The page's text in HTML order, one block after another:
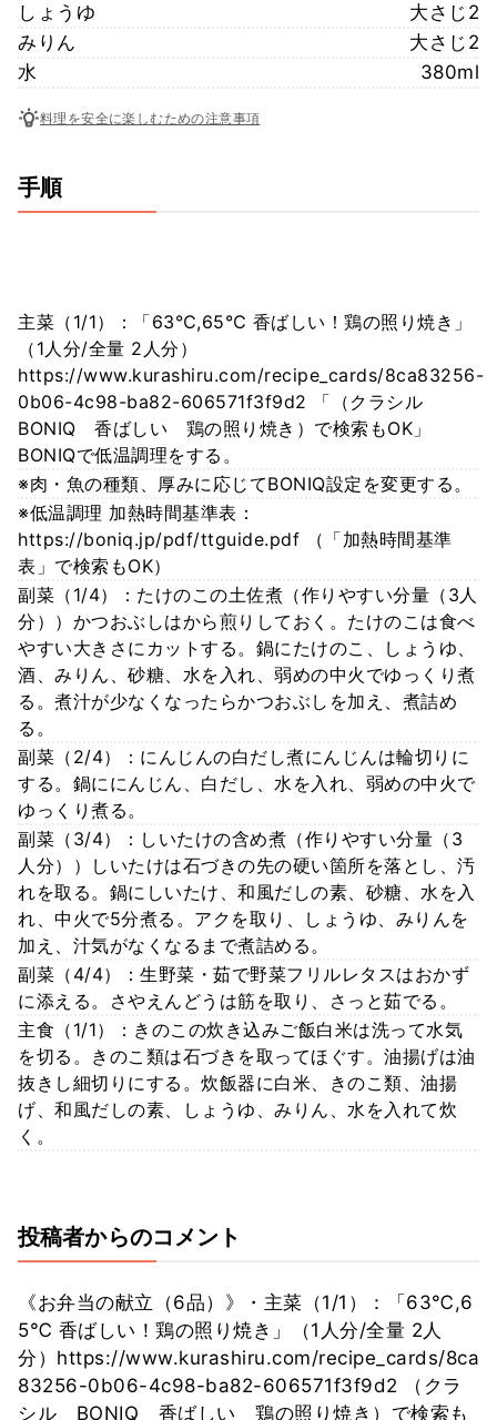
しょうゆ
大さじ2
みりん
大さじ2
水
380ml
料理を安全に楽しむための注意事項
手順
主菜（1/1）：「63℃,65℃ 香ばしい！鶏の照り焼き」
（1人分/全量 2人分）
https://www.kurashiru.com/recipe_cards/8ca83256-
0b06-4c98-ba82-606571f3f9d2 「（クラシル
BONIQ 香ばしい 鶏の照り焼き）で検索もOK」
BONIQで低温調理をする。
※肉・魚の種類、厚みに応じてBONIQ設定を変更する。
※低温調理 加熱時間基準表：
https://boniq.jp/pdf/ttguide.pdf （「加熱時間基準
表」で検索もOK）
副菜（1/4）：たけのこの土佐煮（作りやすい分量（3人
分））かつおぶしはから煎りしておく。たけのこは食べ
やすい大きさにカットする。鍋にたけのこ、しょうゆ、
酒、みりん、砂糖、水を入れ、弱めの中火でゆっくり煮
る。煮汁が少なくなったらかつおぶしを加え、煮詰め
る。
副菜（2/4）：にんじんの白だし煮にんじんは輪切りに
する。鍋ににんじん、白だし、水を入れ、弱めの中火で
ゆっくり煮る。
副菜（3/4）：しいたけの含め煮（作りやすい分量（3
人分））しいたけは石づきの先の硬い箇所を落とし、汚
れを取る。鍋にしいたけ、和風だしの素、砂糖、水を入
れ、中火で5分煮る。アクを取り、しょうゆ、みりんを
加え、汁気がなくなるまで煮詰める。
副菜（4/4）：生野菜・茹で野菜フリルレタスはおかず
に添える。さやえんどうは筋を取り、さっと茹でる。
主食（1/1）：きのこの炊き込みご飯白米は洗って水気
を切る。きのこ類は石づきを取ってほぐす。油揚げは油
抜きし細切りにする。炊飯器に白米、きのこ類、油揚
げ、和風だしの素、しょうゆ、みりん、水を入れて炊
く。
投稿者からのコメント
《お弁当の献立（6品）》・主菜（1/1）：「63℃,6
5℃ 香ばしい！鶏の照り焼き」（1人分/全量 2人
分）https://www.kurashiru.com/recipe_cards/8ca
83256-0b06-4c98-ba82-606571f3f9d2 （クラ
シル BONIQ 香ばしい 鶏の照り焼き）で検索も